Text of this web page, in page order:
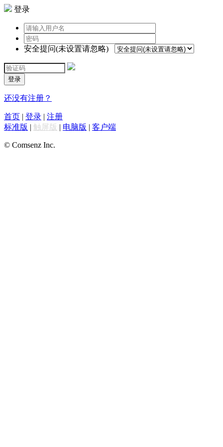
登录
安全提问(未设置请忽略)
登录
还没有注册？
首页 | 登录 | 注册
标准版 | 触屏版 | 电脑版 | 客户端
© Comsenz Inc.